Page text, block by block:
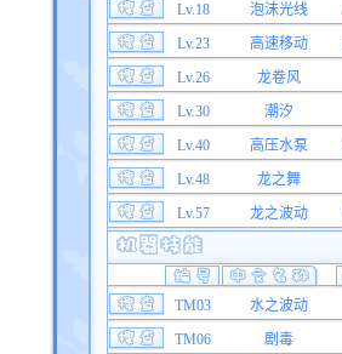
Lv.18
泡沫光线
Lv.23
高速移动
Lv.26
龙卷风
Lv.30
潮汐
Lv.40
高压水泵
Lv.48
龙之舞
Lv.57
龙之波动
TM03 水之波动
TM06
剧毒